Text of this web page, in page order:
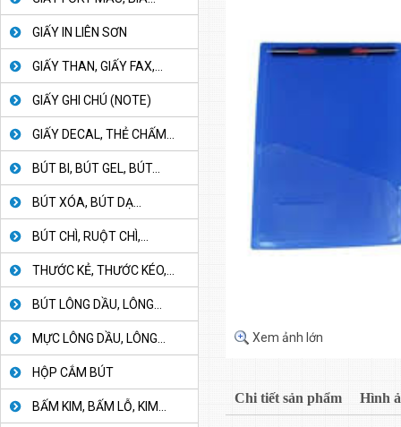
GIẤY IN LIÊN SƠN
GIẤY THAN, GIẤY FAX,...
GIẤY GHI CHÚ (NOTE)
GIẤY DECAL, THẺ CHẤM...
BÚT BI, BÚT GEL, BÚT...
BÚT XÓA, BÚT DẠ...
BÚT CHÌ, RUỘT CHÌ,...
THƯỚC KẺ, THƯỚC KÉO,...
BÚT LÔNG DẦU, LÔNG...
MỰC LÔNG DẦU, LÔNG...
HỘP CẮM BÚT
BẤM KIM, BẤM LỖ, KIM...
Xem ảnh lớn
Chi tiết sản phẩm Hình